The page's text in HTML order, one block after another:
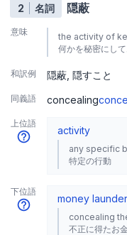
2 名詞 隠蔽
意味
the activity of
何かを秘密にし
和訳例 隠蔽 隠すこと
同義語 concealing
上位語
activity
any specific
特定の行動
下位語
money
concealing
不正に得たお